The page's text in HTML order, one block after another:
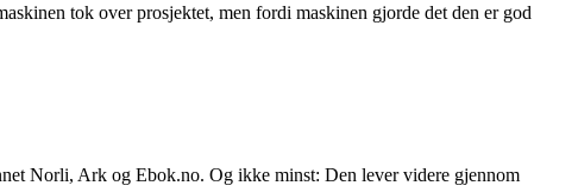
tok over prosjektet, men fordi maskinen gjorde det den er god
Norli, Ark og Ebok.no. Og ikke minst: Den lever videre gjennom